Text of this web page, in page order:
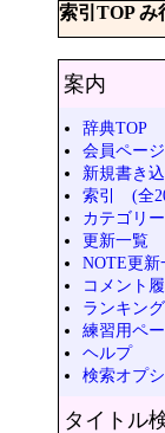
索引TOP み
案内
辞典TOP
会員ページ
新規書き
索引 (全
カテゴリ
更新一覧
NOTE更新
コメント
ランキング
練習用ペ
ヘルプ
検索オプ
タイトル